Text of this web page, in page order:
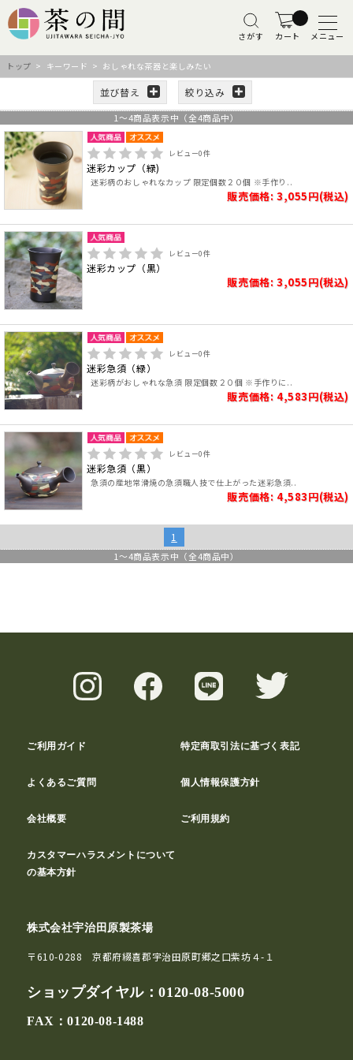
さがす カート メニュー
トップ > キーワード > おしゃれな茶器と楽しみたい
並び替え 絞り込み
1 ～4商品表示中（全4商品中）
レビュー0件
迷彩カップ（緑)
迷彩柄のおしゃれなカップ 限定個数２０個 ※手作り..
販売価格: 3,055円(税込)
レビュー0件
迷彩カップ（黒）
販売価格: 3,055円(税込)
レビュー0件
迷彩急須（緑）
迷彩柄がおしゃれな急須 限定個数２０個 ※手作りに..
販売価格: 4,583円(税込)
レビュー0件
迷彩急須（黒）
急須の産地常滑焼の急須職人技で仕上がった迷彩急須..
販売価格: 4,583円(税込)
1
1 ～4商品表示中（全4商品中）
ご利用ガイド 特定商取引法に基づく表記
よくあるご質問 個人情報保護方針
会社概要 ご利用規約
カスタマーハラスメントについて
の基本方針
株式会社宇治田原製茶場
〒610-0288 京都府綴喜郡宇治田原町郷之口紫坊４-１
ショップダイヤル：0120-08-5000
FAX：0120-08-1488